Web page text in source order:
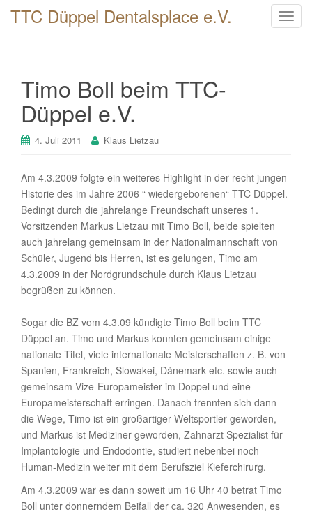
T
g
a
TTC Düppel Dentalsplace e.V.
Timo Boll beim TTC-
Düppel e.V.
4. Juli 2011 Klaus Lietzau
Am 4.3.2009 folgte ein weiteres Highlight in der recht jungen
Historie des im Jahre 2006 “ wiedergeborenen“ TTC Düppel.
Bedingt durch die jahrelange Freundschaft unseres 1.
Vorsitzenden Markus Lietzau mit Timo Boll, beide spielten
auch jahrelang gemeinsam in der Nationalmannschaft von
Schüler, Jugend bis Herren, ist es gelungen, Timo am
4.3.2009 in der Nordgrundschule durch Klaus Lietzau
begrüßen zu können.
Sogar die BZ vom 4.3.09 kündigte Timo Boll beim TTC
Düppel an. Timo und Markus konnten gemeinsam einige
nationale Titel, viele internationale Meisterschaften z. B. von
Spanien, Frankreich, Slowakei, Dänemark etc. sowie auch
gemeinsam Vize-Europameister im Doppel und eine
Europameisterschaft erringen. Danach trennten sich dann
die Wege, Timo ist ein großartiger Weltsportler geworden,
und Markus ist Mediziner geworden, Zahnarzt Spezialist für
Implantologie und Endodontie, studiert nebenbei noch
Human-Medizin weiter mit dem Berufsziel Kieferchirurg.
Am 4.3.2009 war es dann soweit um 16 Uhr 40 betrat Timo
Boll unter donnerndem Beifall der ca. 320 Anwesenden, es